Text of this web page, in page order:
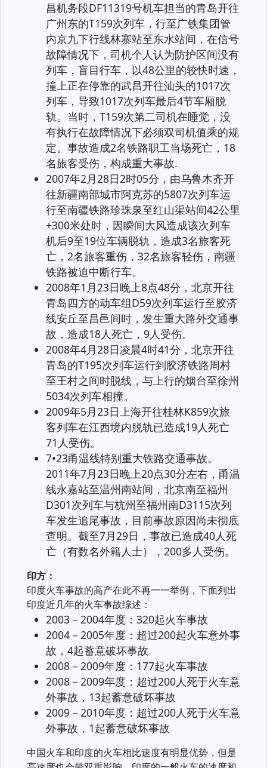
昌机务段DF11319号机车担当的青岛开往
广州东的T159次列车，行至广铁集团管
内京九下行线林寨站至东水站间，在信号
故障情况下，司机个人认为防护区间没有
列车，盲目行车，以48公里的较快时速，
撞上正在停靠的武昌开往汕头的1017次
列车，导致1017次列车最后4节车厢脱
轨。当时，T159次第二司机在睡觉，没
有执行在故障情况下必须双司机值乘的规
定。事故造成2名铁路职工当场死亡，18
名旅客受伤，构成重大事故.
2007年2月28日2时05分，由乌鲁木齐开
往新疆南部城市阿克苏的5807次列车运
行至南疆铁路珍珠泉至红山渠站间42公里
+300米处时，因瞬间大风造成该次列车
机后9至19位车辆脱轨，造成3名旅客死
亡，2名旅客重伤，32名旅客轻伤，南疆
铁路被迫中断行车。
2008年1月23日晚上8点48分，北京开往
青岛四方的动车组D59次列车运行至胶济
线安丘至昌邑间时，发生重大路外交通事
故，造成18人死亡，9人受伤。
2008年4月28日凌晨4时41分，北京开往
青岛的T195次列车运行到胶济铁路周村
至王村之间时脱线，与上行的烟台至徐州
5034次列车相撞。
2009年5月23日上海开往桂林K859次旅
客列车在江西境内脱轨已造成19人死亡
71人受伤。
7•23甬温线特别重大铁路交通事故。
2011年7月23日晚上20点30分左右，甬温
线永嘉站至温州南站间，北京南至福州
D301次列车与杭州至福州南D3115次列
车发生追尾事故，目前事故原因尚未彻底
查明。截至7月29日，事故已造成40人死
亡（有数名外籍人士），200多人受伤。
印方：
印度火车事故的高产在此不再一一举例，下面列出
印度近几年的火车事故综述：
2003－2004年度：320起火车事故
2004－2005年度：超过200起火车意外事
故，4起蓄意破坏事故
2008－2009年度：177起火车事故
2008－2009年度：超过200人死于火车意
外事故，13起蓄意破坏事故
2009－2010年度：超过200人死于火车意
外事故，1起蓄意破坏事故
中国火车和印度的火车相比速度有明显优势，但是